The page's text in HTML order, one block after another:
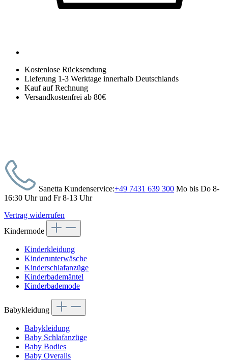
Kostenlose Rücksendung
Lieferung 1-3 Werktage innerhalb Deutschlands
Kauf auf Rechnung
Versandkostenfrei ab 80€
Sanetta Kundenservice:+49 7431 639 300 Mo bis Do 8-
16:30 Uhr und Fr 8-13 Uhr
Vertrag widerrufen
Kindermode
Kinderkleidung
Kinderunterwäsche
Kinderschlafanzüge
Kinderbademäntel
Kinderbademode
Babykleidung
Babykleidung
Baby Schlafanzüge
Baby Bodies
Baby Overalls